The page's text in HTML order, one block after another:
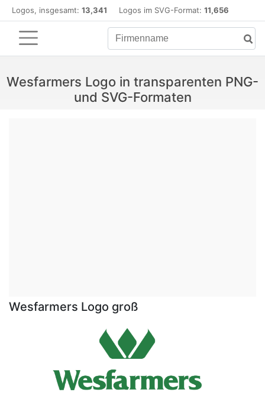
Logos, insgesamt: 13,341 Logos im SVG-Format: 11,656
Wesfarmers Logo in transparenten PNG-
und SVG-Formaten
Wesfarmers Logo groß